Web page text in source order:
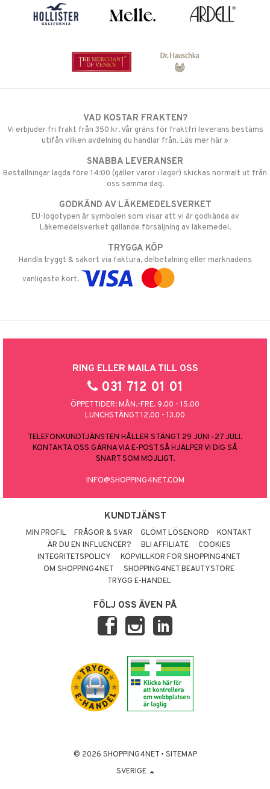
VAD KOSTAR FRAKTEN?
Vi erbjuder fri frakt från 350 kr. Vår gräns för fraktfri leverans bestäms
utifån vilken avdelning du handlar från. Läs mer här »
SNABBA LEVERANSER
Beställningar lagda före 14:00 (gäller varor i lager) skickas normalt ut från
oss samma dag.
GODKÄND AV LÄKEMEDELSVERKET
EU-logotypen är symbolen som visar att vi är godkända av
Läkemedelsverket gällande försäljning av läkemedel.
TRYGGA KÖP
Handla tryggt & säkert via faktura, delbetalning eller marknadens
vanligaste kort.
RING ELLER MAILA TILL OSS
031 712 01 01
ÖPPETTIDER: MÅN.-FRE. 9.00 - 15.00
LUNCHSTÄNGT 12.00 - 13.00
TELEFONKUNDTJÄNSTEN HÅLLER STÄNGT 29 JUNI–27 JULI.
KONTAKTA OSS GÄRNA VIA E-POST SÅ HJÄLPER VI DIG SÅ
SNART SOM MÖJLIGT.
INFO@SHOPPING4NET.COM
KUNDTJÄNST
MIN PROFIL FRÅGOR & SVAR GLÖMT LÖSENORD
KONTAKT
ÄR DU EN INFLUENCER?
BLI AFFILIATE
COOKIES
INTEGRITETSPOLICY
KÖPVILLKOR FÖR SHOPPING4NET
OM SHOPPING4NET
SHOPPING4NET BEAUTYSTORE
TRYGG E-HANDEL
FÖLJ OSS ÄVEN PÅ
© 2026 SHOPPING4NET • SITEMAP
SVERIGE